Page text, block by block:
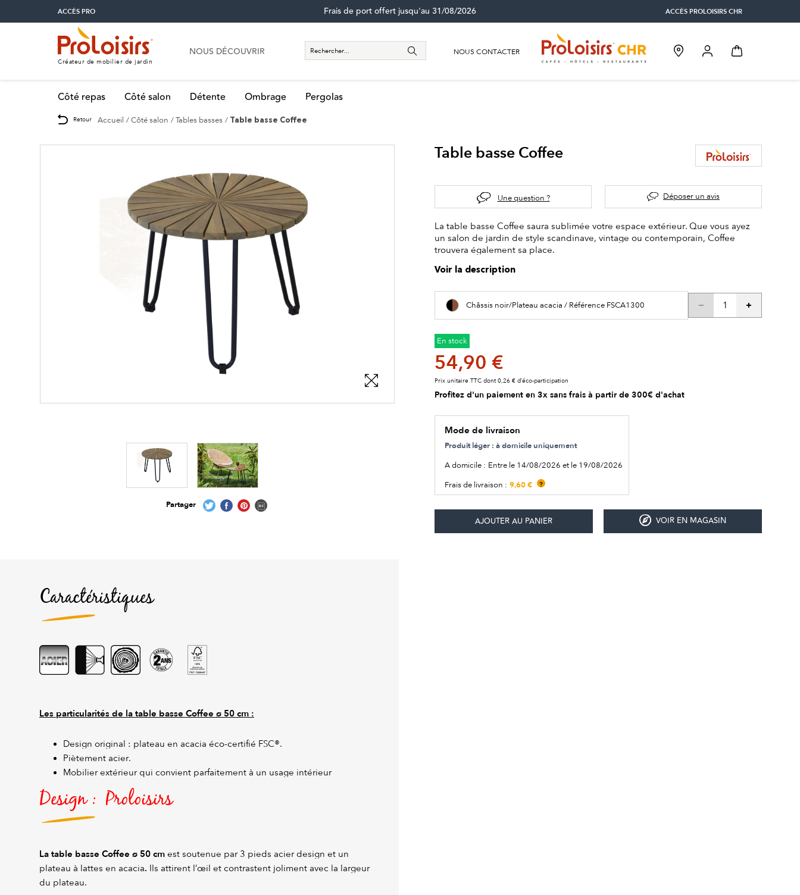
ACCÈS PRO ACCÈS PROLOISIRS CHR
Frais de port offert jusqu'au 31/08/2026
Créateur de mobilier de jardin
NOUS DÉCOUVRIR NOUS CONTACTER
Côté repas Côté salon Détente Ombrage Pergolas
Retour Accueil Côté salon Tables basses Table basse Coffee
Partager
Caractéristiques
Les particularités de la table basse Coffee ø 50 cm :
Design original : plateau en acacia éco-certifié FSC®.
Piètement acier.
Mobilier extérieur qui convient parfaitement à un usage intérieur
Design : Proloisirs
La table basse Coffee ø 50 cm est soutenue par 3 pieds acier design et un
plateau à lattes en acacia.
Ils attirent l’œil et contrastent joliment avec la largeur
du plateau.
Table basse Coffee
Une question ? Déposer un avis
La table basse Coffee saura sublimée votre espace extérieur. Que vous ayez
un salon de jardin de style scandinave, vintage ou contemporain, Coffee
trouvera également sa place.
Voir la description
Châssis noir/Plateau acacia / Référence FSCA1300
En stock
54,90 €
Prix unitaire TTC dont 0,26 € d’éco-participation
Profitez d'un paiement en 3x sans frais à partir de 300€ d'achat
Mode de livraison
Produit léger : à domicile uniquement
A domicile : Entre le 14/08/2026 et le 19/08/2026
Frais de livraison : 9,60 € ?
VOIR EN MAGASIN